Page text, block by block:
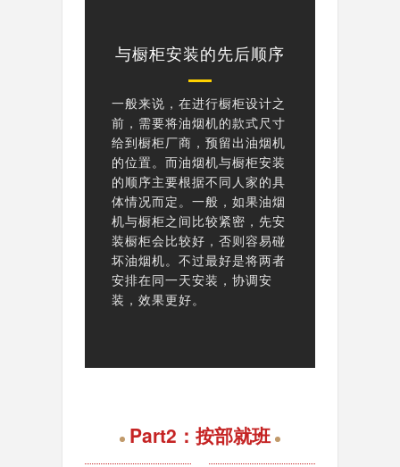
与橱柜安装的先后顺序
一般来说，在进行橱柜设计之
前，需要将油烟机的款式尺寸
给到橱柜厂商，预留出油烟机
的位置。而油烟机与橱柜安装
的顺序主要根据不同人家的具
体情况而定。一般，如果油烟
机与橱柜之间比较紧密，先安
装橱柜会比较好，否则容易碰
坏油烟机。不过最好是将两者
安排在同一天安装，协调安
装，效果更好。
Part2：按部就班